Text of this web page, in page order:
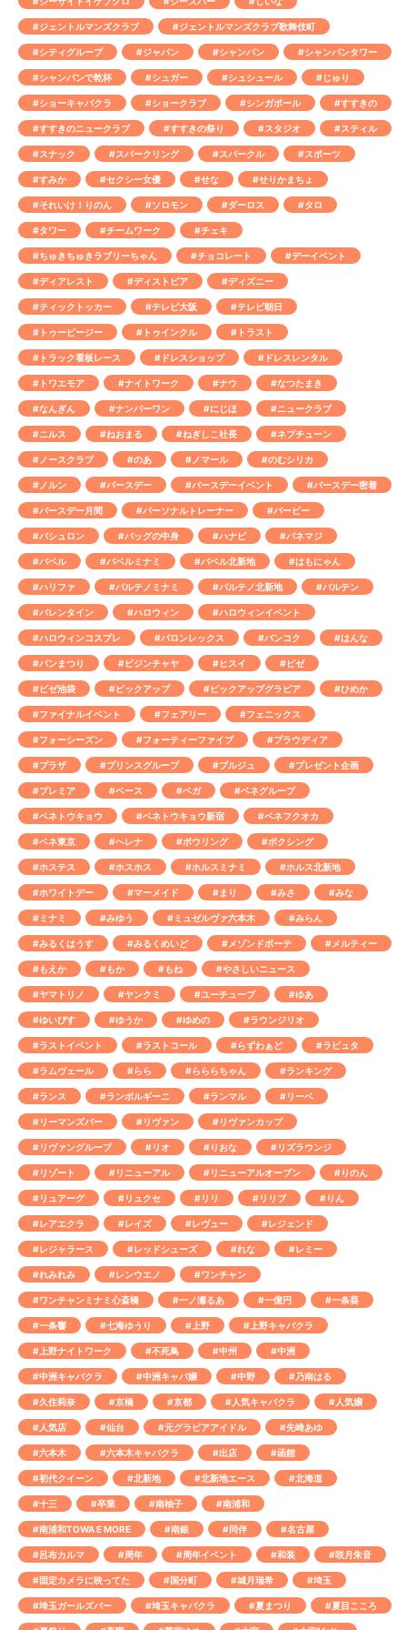
#ジェントルマンズクラブ #ジェントルマンズクラブ歌舞伎町
#シティグループ #ジャパン #シャンパン #シャンパンタワー
#シャンパンで乾杯 #シュガー #シュシュール #じゅり
#ショーキャバクラ #ショークラブ #シンガポール #すすきの
#すすきのニュークラブ #すすきの祭り #スタジオ #スティル
#スナック #スパークリング #スパークル #スポーツ
#すみか #セクシー女優 #せな #せりかまちょ
#それいけ！りのん #ソロモン #ダーロス #タロ
#タワー #チームワーク #チェキ
#ちゅきちゅきラブリーちゃん #チョコレート #デーイベント
#ディアレスト #ディストピア #ディズニー
#ティックトッカー #テレビ大阪 #テレビ朝日
#トゥービージー #トゥインクル #トラスト
#トラック看板レース #ドレスショップ #ドレスレンタル
#トワエモア #ナイトワーク #ナウ #なつたまき
#なんぎん #ナンバーワン #にじほ #ニュークラブ
#ニルス #ねおまる #ねぎしこ社長 #ネプチューン
#ノースクラブ #のあ #ノマール #のむシリカ
#ノルン #バースデー #バースデーイベント #バースデー密着
#バースデー月間 #パーソナルトレーナー #バービー
#バシュロン #バッグの中身 #ハナビ #パネマジ
#バベル #バベルミナミ #バベル北新地 #はもにゃん
#ハリファ #パルテノミナミ #パルテノ北新地 #バルテン
#バレンタイン #ハロウィン #ハロウィンイベント
#ハロウィンコスプレ #バロンレックス #バンコク #はんな
#パンまつり #ビジンチャヤ #ヒスイ #ビゼ
#ビゼ池袋 #ピックアップ #ピックアップグラビア #ひめか
#ファイナルイベント #フェアリー #フェニックス
#フォーシーズン #フォーティーファイブ #プラウディア
#プラザ #プリンスグループ #ブルジュ #プレゼント企画
#プレミア #ベース #ベガ #ベネグループ
#ベネトウキョウ #ベネトウキョウ新宿 #ベネフクオカ
#ベネ東京 #ヘレナ #ボウリング #ボクシング
#ホステス #ホスホス #ホルスミナミ #ホルス北新地
#ホワイトデー #マーメイド #まり #みさ #みな
#ミナミ #みゆう #ミュゼルヴァ六本木 #みらん
#みるくはうす #みるくめいど #メゾンドボーテ #メルティー
#もえか #もか #もね #やさしいニュース
#ヤマトリノ #ヤンクミ #ユーチューブ #ゆあ
#ゆいぴす #ゆうか #ゆめの #ラウンジリオ
#ラストイベント #ラストコール #らずわぁど #ラピュタ
#ラムヴェール #らら #らららちゃん #ランキング
#ランス #ランボルギーニ #ランマル #リーベ
#リーマンズバー #リヴァン #リヴァンカップ
#リヴァングループ #リオ #りおな #リズラウンジ
#リゾート #リニューアル #リニューアルオープン #りのん
#リュアーグ #リュクセ #リリ #リリブ #りん
#レアエクラ #レイズ #レヴュー #レジェンド
#レジャラース #レッドシューズ #れな #レミー
#れみれみ #レンウエノ #ワンチャン
#ワンチャンミナミ心斎橋 #一ノ瀬るあ #一億円 #一条葵
#一条響 #七海ゆうり #上野 #上野キャバクラ
#上野ナイトワーク #不死鳥 #中州 #中洲
#中洲キャバクラ #中洲キャバ嬢 #中野 #乃南はる
#久住莉奈 #京橋 #京都 #人気キャバクラ #人気嬢
#人気店 #仙台 #元グラビアアイドル #先崎あゆ
#六本木 #六本木キャバクラ #出店 #函館
#初代クイーン #北新地 #北新地エース #北海道
#十三 #卒業 #南柚子 #南浦和
#南浦和TOWA E MORE #南銀 #同伴 #名古屋
#呂布カルマ #周年 #周年イベント #和装 #咲月朱音
#固定カメラに映ってた #国分町 #城月瑞希 #埼玉
#埼玉ガールズバー #埼玉キャバクラ #夏まつり #夏目こころ